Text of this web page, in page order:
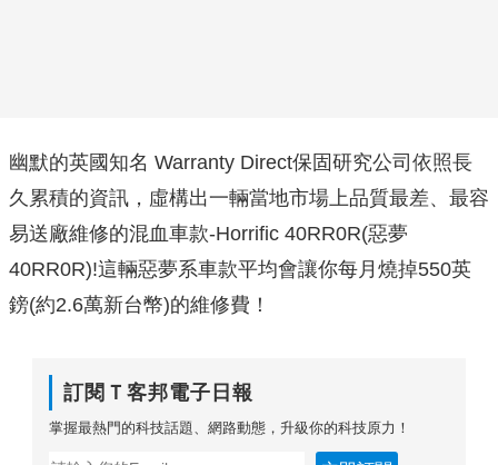
幽默的英國知名 Warranty Direct保固研究公司依照長
久累積的資訊，虛構出一輛當地市場上品質最差、最容
易送廠維修的混血車款-Horrific 40RR0R(惡夢
40RR0R)!這輛惡夢系車款平均會讓你每月燒掉550英
鎊(約2.6萬新台幣)的維修費！
訂閱Ｔ客邦電子日報
掌握最熱門的科技話題、網路動態，升級你的科技原力！